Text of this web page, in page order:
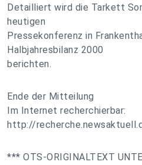
Detailliert wird die Tarkett
heutigen
Pressekonferenz in
Halbjahresbilanz 2000
berichten.
Ende der Mitteilung
Im Internet recherchierbar:
http://
*** OTS-ORIGINALTEXT